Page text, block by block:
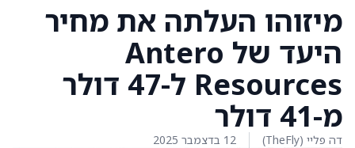
מיזוהו העלתה את מחיר
היעד של Antero
Resources ל-47 דולר
מ-41 דולר
דה פליי (TheFly) 12 בדצמבר 2025